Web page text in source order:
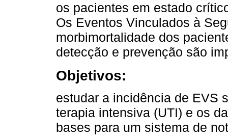
os pacientes em estado
Os Eventos Vinculados à
morbimortalidade dos
detecção e prevenção são
Objetivos:
estudar a incidência de EVS
terapia intensiva (UTI) e os
bases para um sistema de